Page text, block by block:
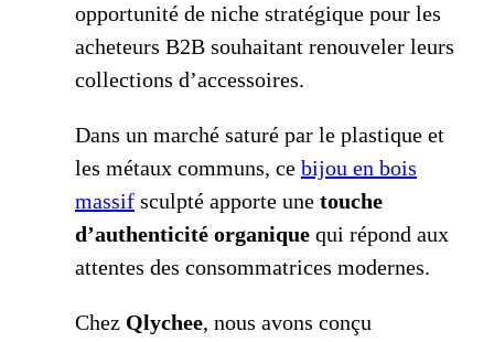
opportunité de niche stratégique pour les
acheteurs B2B souhaitant renouveler leurs
collections d’accessoires.
Dans un marché saturé par le plastique et
les métaux communs, ce bijou en bois
massif sculpté apporte une touche
d’authenticité organique qui répond aux
attentes des consommatrices modernes.
Chez Qlychee, nous avons conçu